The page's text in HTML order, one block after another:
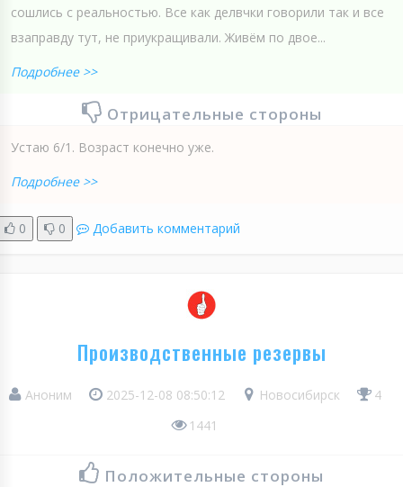
сошлись с реальностью. Все как делвчки говорили так и все
взаправду тут, не приукращивали. Живём по двое...
Подробнее >>
Отрицательные стороны
Устаю 6/1. Возраст конечно уже.
Подробнее >>
0 0 Добавить комментарий
Производственные резервы
Аноним 2025-12-08 08:50:12 Новосибирск
4
1441
Положительные стороны